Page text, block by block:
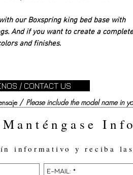
our Boxspring king bed base with
And if you want to create a
and finishes.
/ CONTACT US
/ Please include the model name in
Manténgase
informativo y reciba